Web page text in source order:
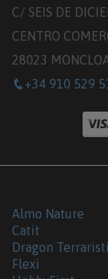
C/ SEIS DE
CENTRO
28023
+34 910 529
Almo Nature
Catit
Dragon
Flexi